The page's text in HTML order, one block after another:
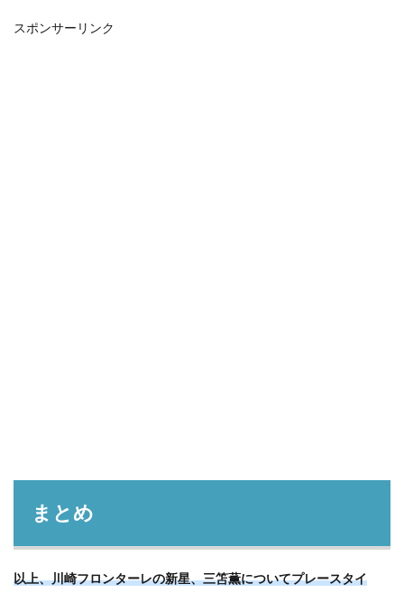
スポンサーリンク
まとめ
以上、川崎フロンターレの新星、三笘薫についてプレースタイ